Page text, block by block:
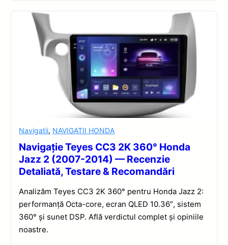
Navigatii, NAVIGATII HONDA
Navigație Teyes CC3 2K 360° Honda
Jazz 2 (2007-2014) — Recenzie
Detaliată, Testare & Recomandări
Analizăm Teyes CC3 2K 360° pentru Honda Jazz 2:
performanță Octa-core, ecran QLED 10.36″, sistem
360° și sunet DSP. Află verdictul complet și opiniile
noastre.